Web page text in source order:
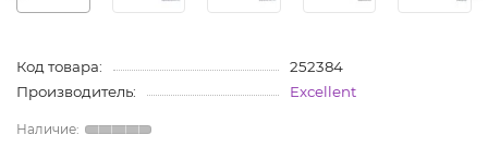
Код товара:
252384
Производитель:
Excellent